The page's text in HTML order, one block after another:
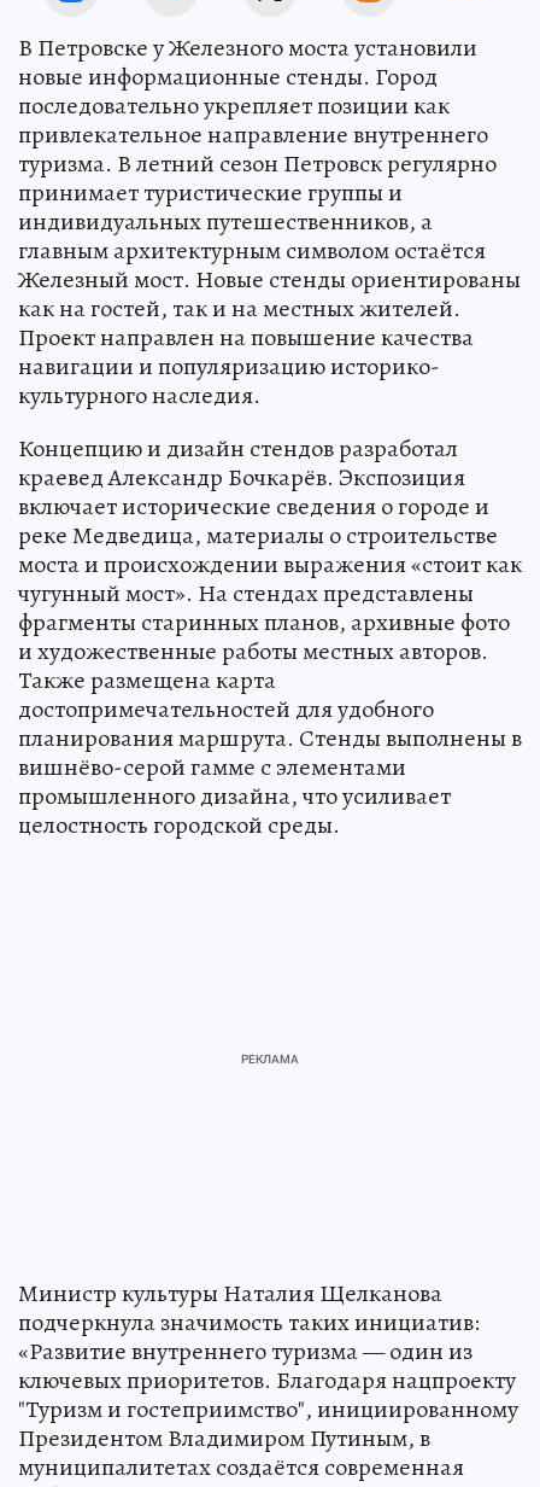
В Петровске у Железного моста установили
новые информационные стенды. Город
последовательно укрепляет позиции как
привлекательное направление внутреннего
туризма. В летний сезон Петровск регулярно
принимает туристические группы и
индивидуальных путешественников, а
главным архитектурным символом остаётся
Железный мост. Новые стенды ориентированы
как на гостей, так и на местных жителей.
Проект направлен на повышение качества
навигации и популяризацию историко-
культурного наследия.
Концепцию и дизайн стендов разработал
краевед Александр Бочкарёв. Экспозиция
включает исторические сведения о городе и
реке Медведица, материалы о строительстве
моста и происхождении выражения «стоит как
чугунный мост». На стендах представлены
фрагменты старинных планов, архивные фото
и художественные работы местных авторов.
Также размещена карта
достопримечательностей для удобного
планирования маршрута. Стенды выполнены в
вишнёво-серой гамме с элементами
промышленного дизайна, что усиливает
целостность городской среды.
Министр культуры Наталия Щелканова
подчеркнула значимость таких инициатив:
«Развитие внутреннего туризма — один из
ключевых приоритетов. Благодаря нацпроекту
"Туризм и гостеприимство", инициированному
Президентом Владимиром Путиным, в
муниципалитетах создаётся современная